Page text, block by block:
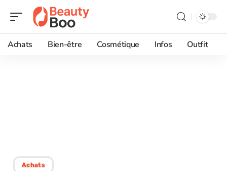
Achats Bien-être Cosmétique Infos Outfit
Achats